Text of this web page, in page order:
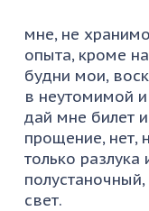
мне, не
опыта, кроме
будни мои,
в неутомимой
дай мне билет
прощение, нет,
только
свет.